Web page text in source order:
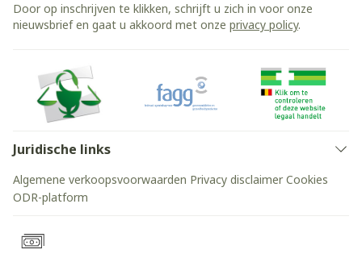
Door op inschrijven te klikken, schrijft u zich in voor onze
nieuwsbrief en gaat u akkoord met onze privacy policy.
Juridische links
Algemene verkoopsvoorwaarden Privacy disclaimer Cookies
ODR-platform